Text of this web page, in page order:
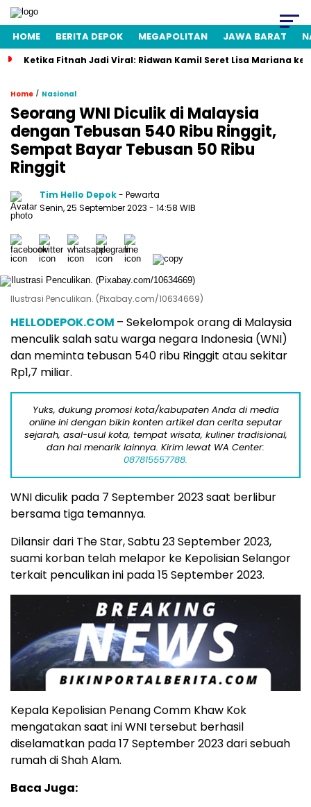
HOME BERITA DEPOK MEGAPOLITAN JAWA BARAT
Ketika Fitnah Jadi Viral: Ridwan Kamil Seret Lisa Mariana ke
Home / Nasional
Seorang WNI Diculik di Malaysia
dengan Tebusan 540 Ribu Ringgit,
Sempat Bayar Tebusan 50 Ribu
Ringgit
Tim Hello Depok- Pewarta
Senin, 25 September 2023 - 14:58 WIB
Ilustrasi Penculikan. (Pixabay.com/10634669)
HELLODEPOK.COM – Sekelompok orang di Malaysia
menculik salah satu warga negara Indonesia (WNI)
dan meminta tebusan 540 ribu Ringgit atau sekitar
Rp1,7 miliar.
Yuks, dukung promosi kota/kabupaten Anda di media
online ini dengan bikin konten artikel dan cerita seputar
sejarah, asal-usul kota, tempat wisata, kuliner tradisional,
dan hal menarik lainnya. Kirim lewat WA Center:
087815557788.
WNI diculik pada 7 September 2023 saat berlibur
bersama tiga temannya.
Dilansir dari The Star, Sabtu 23 September 2023,
suami korban telah melapor ke Kepolisian Selangor
terkait penculikan ini pada 15 September 2023.
Kepala Kepolisian Penang Comm Khaw Kok
mengatakan saat ini WNI tersebut berhasil
diselamatkan pada 17 September 2023 dari sebuah
rumah di Shah Alam.
Baca Juga: